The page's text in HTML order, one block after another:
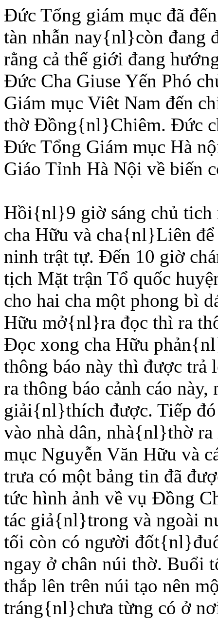
Ðức Tổng giám mục đã
tàn nhẫn nay{nl}còn đang
rằng cả thế giới đang
Ðức Cha Giuse Yến Phó
Giám mục Viêt Nam đến
thờ Ðồng{nl}Chiêm. Ðức
Ðức Tổng Giám mục Hà
Giáo Tỉnh Hà Nội về biến
Hồi{nl}9 giờ sáng chủ tich
cha Hữu và cha{nl}Liên
ninh trật tự. Ðến 10 giờ
tịch Mặt trận Tổ quốc
cho hai cha một phong bì
Hữu mở{nl}ra đọc thì ra
Ðọc xong cha Hữu
thông báo này thì được
ra thông báo cảnh cáo
giải{nl}thích được. Tiếp
vào nhà dân, nhà{nl}thờ
mục Nguyễn Văn Hữu và
trưa có một bảng tin đã
tức hình ảnh về vụ Ðồng
tác giả{nl}trong và ngoài
tối còn có người
ngay ở chân núi thờ. Buổi
thắp lên trên núi tạo nên
tráng{nl}chưa từng có ở